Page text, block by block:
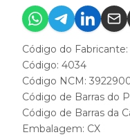
Código do Fabricante:
Código: 4034
Código NCM:
Código de Barras do
Código de Barras da
Embalagem: CX